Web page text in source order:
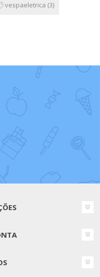
vespaeletrica (3)